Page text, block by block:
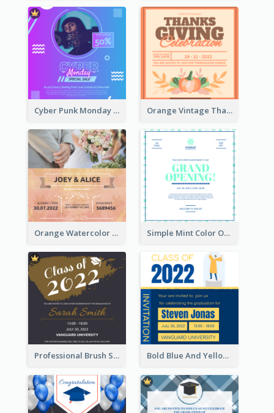
Cyber Punk Monday Discount Invitation Design Orange Vintage Thanksgiving Celebration Invitation Design
Orange Watercolor Wedding Invitation Simple Mint Color Opening Day Invitation Card Idea
Professional Brush Script Graduation Invitation Design Bold Blue And Yellow Educational Ceremony Invitation Design Ideas